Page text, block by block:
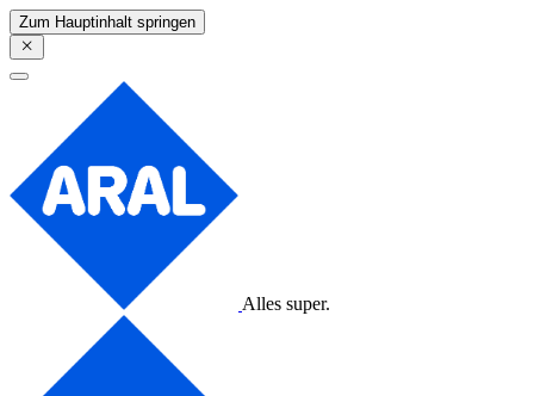
Zum Hauptinhalt springen
Alles super.